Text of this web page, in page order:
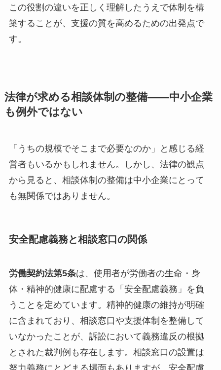
この役割の違いを正しく理解したうえで体制を構
築することが、支援の質を高めるための出発点で
す。
法律が求める相談体制の整備——中小企業
も例外ではない
「うちの規模でそこまで必要なのか」と感じる経
営者もいるかもしれません。しかし、法律の観点
から見ると、相談体制の整備は中小企業にとって
も無関係ではありません。
安全配慮義務と相談窓口の関係
労働契約法第5条は、使用者が労働者の生命・身
体・精神的健康に配慮する「安全配慮義務」を負
うことを定めています。精神的健康の維持が明確
に含まれており、相談窓口や支援体制を整備して
いなかったことが、訴訟において義務違反の根拠
とされた裁判例も存在します。相談窓口の設置は